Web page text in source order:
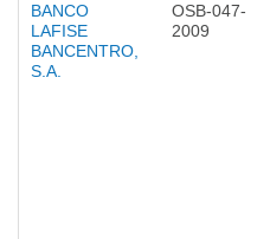
BANCO
LAFISE
BANCENTRO,
S.A.
OSB-047-
2009